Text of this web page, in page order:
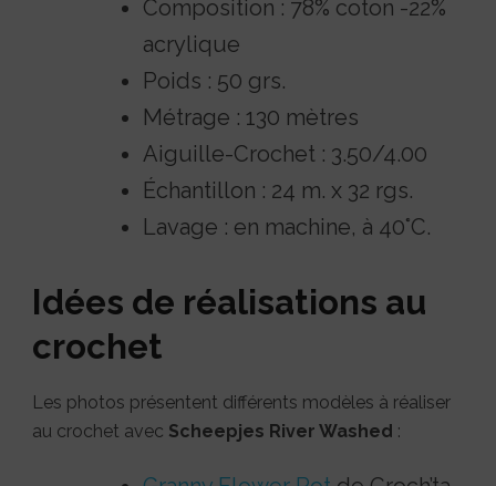
Composition : 78% coton -22%
acrylique
Poids : 50 grs.
Métrage : 130 mètres
Aiguille-Crochet : 3.50/4.00
Échantillon : 24 m. x 32 rgs.
Lavage : en machine, à 40°C.
Idées de réalisations au
crochet
Les photos présentent différents modèles à réaliser
au crochet avec Scheepjes River Washed :